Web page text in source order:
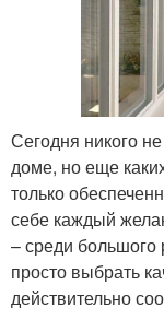
Сегодня никого
доме, но еще
только
себе каждый
– среди большого
просто выбрать
действительно